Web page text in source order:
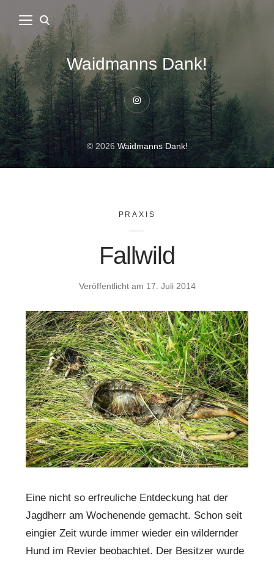
Waidmanns Dank!
Instagram
© 2026Waidmanns Dank!
PRAXIS
Fallwild
Veröffentlicht am 17. Juli 2014
Eine nicht so erfreuliche Entdeckung hat der
Jagdherr am Wochenende gemacht. Schon seit
eingier Zeit wurde immer wieder ein wildernder
Hund im Revier beobachtet. Der Besitzer wurde